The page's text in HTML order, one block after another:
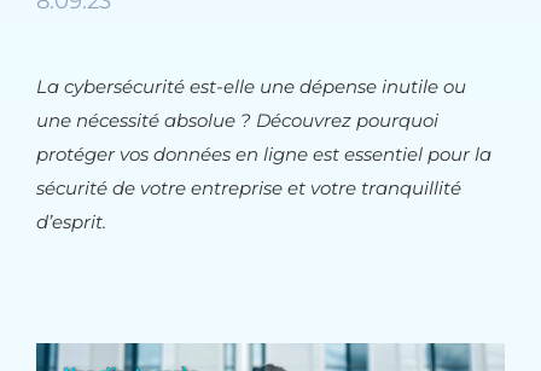
La cybersécurité est-elle une dépense inutile ou
une nécessité absolue ? Découvrez pourquoi
protéger vos données en ligne est essentiel pour la
sécurité de votre entreprise et votre tranquillité
d’esprit.